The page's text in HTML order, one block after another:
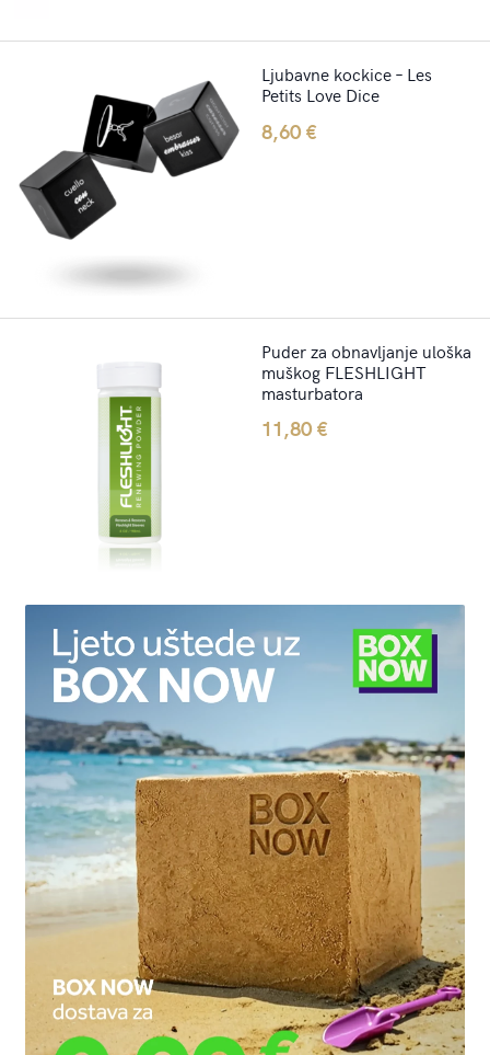
Ljubavne kockice – Les
Petits Love Dice
8,60€
Puder za obnavljanje uloška
muškog FLESHLIGHT
masturbatora
11,80€